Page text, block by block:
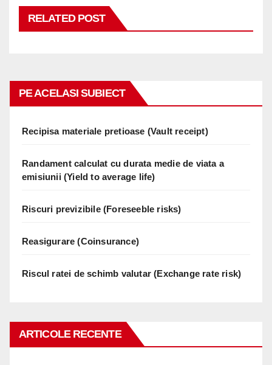
RELATED POST
PE ACELASI SUBIECT
Recipisa materiale pretioase (Vault receipt)
Randament calculat cu durata medie de viata a
emisiunii (Yield to average life)
Riscuri previzibile (Foreseeble risks)
Reasigurare (Coinsurance)
Riscul ratei de schimb valutar (Exchange rate risk)
ARTICOLE RECENTE